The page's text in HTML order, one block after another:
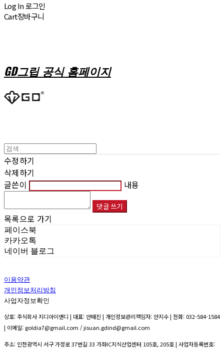
Log In로그인
Cart장바구니
GD그립 공식 홈페이지
수정하기
삭제하기
글쓴이
내용
댓글 쓰기
목록으로 가기
페이스북
카카오톡
네이버 블로그
이용약관
개인정보처리방침
사업자정보확인
상호: 주식회사 지디아이앤디 | 대표: 안태진 | 개인정보관리책임자: 안지수 | 전화: 032-584-1584
| 이메일: goldia7@gmail.com / jisuan.gdind@gmail.com
주소: 인천광역시 서구 가정로 37번길 33 가좌IC지식산업센터 105호, 205호 | 사업자등록번호: